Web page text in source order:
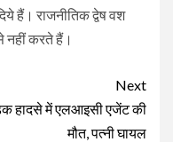
हैं। राजनीतिक द्वेष वश
नहीं करते हैं।
Next
हादसे में एलआइसी एजेंट की
मौत, पत्नी घायल